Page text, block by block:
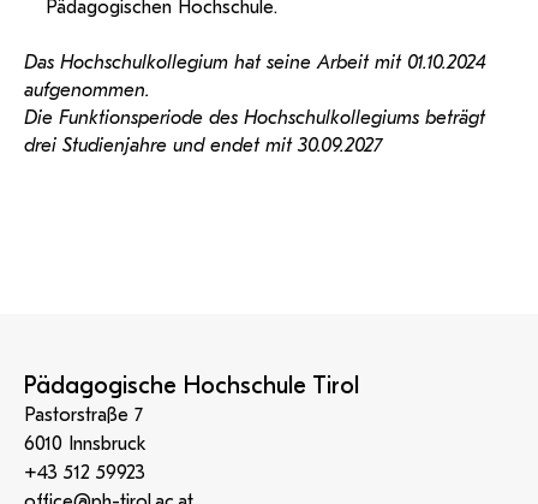
Pädagogischen Hochschule.
Das Hochschulkollegium hat seine Arbeit mit 01.10.2024
aufgenommen.
Die Funktionsperiode des Hochschulkollegiums beträgt
drei Studienjahre und endet mit 30.09.2027
Pädagogische Hochschule Tirol
Pastorstraße 7
6010 Innsbruck
+43 512 59923